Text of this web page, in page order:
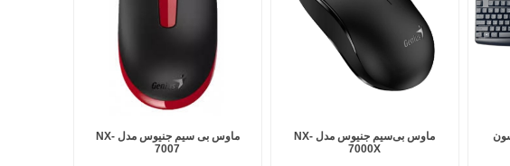
Negin نگین
ماوس بی‌سیم جنیوس مدل NX-
7000X
ماوس بی سیم جنیوس مدل NX-
7007